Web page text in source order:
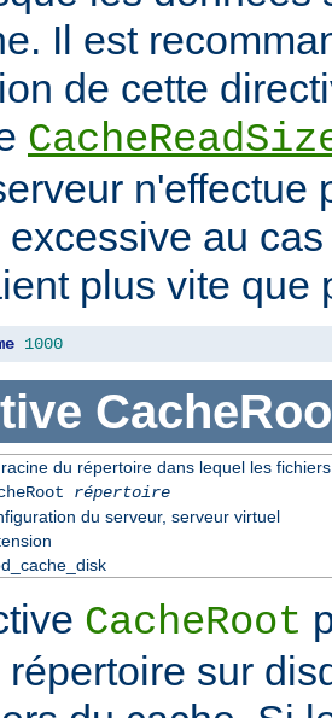
Il est
de cette
n'effectue
excessive au
plus vite que
1000
du répertoire dans lequel les
répertoire
du serveur, serveur virtuel
CacheRoot
répertoire sur